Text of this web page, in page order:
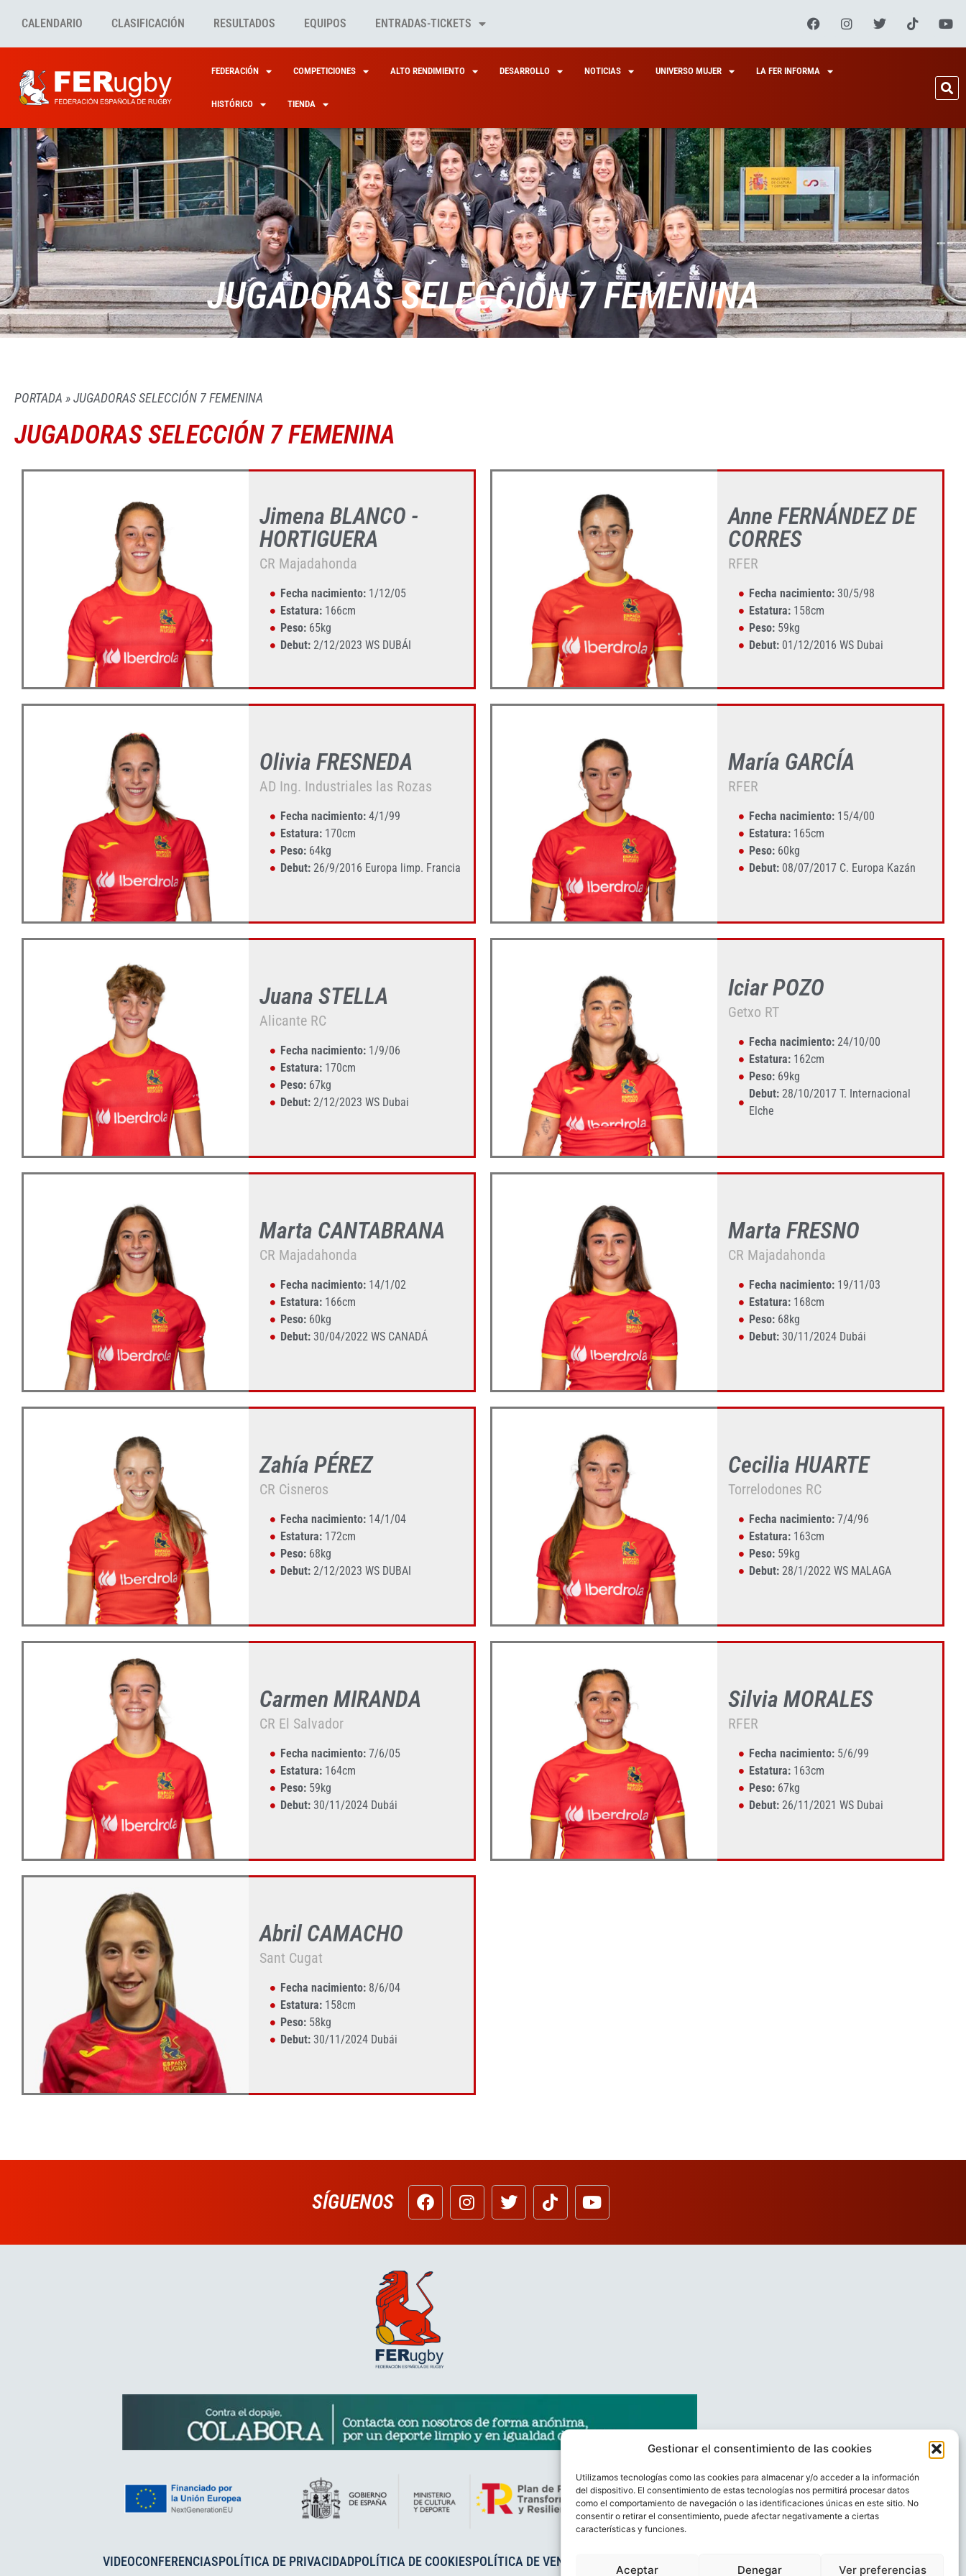
Gestionar el consentimiento de las cookies
Utilizamos tecnologías como las cookies para almacenar y/o acceder a la información
del dispositivo. El consentimiento de estas tecnologías nos permitirá procesar datos
como el comportamiento de navegación o las identificaciones únicas en este sitio. No
consentir o retirar el consentimiento, puede afectar negativamente a ciertas
características y funciones.
Aceptar Denegar Ver preferencias
CALENDARIO CLASIFICACIÓN RESULTADOS EQUIPOS ENTRADAS-TICKETS
FEDERACIÓN COMPETICIONES ALTO RENDIMIENTO DESARROLLO NOTICIAS UNIVERSO MUJER LA FER INFORMA
HISTÓRICO TIENDA
JUGADORAS SELECCIÓN 7 FEMENINA
PORTADA »JUGADORAS SELECCIÓN 7 FEMENINA
JUGADORAS SELECCIÓN 7 FEMENINA
Jimena BLANCO -
HORTIGUERA
CR Majadahonda
Fecha nacimiento:1/12/05
Estatura:166cm
Peso:65kg
Debut:2/12/2023 WS DUBÁI
Anne FERNÁNDEZ DE
CORRES
RFER
Fecha nacimiento:30/5/98
Estatura:158cm
Peso:59kg
Debut:01/12/2016 WS Dubai
Olivia FRESNEDA
AD Ing. Industriales las Rozas
Fecha nacimiento:4/1/99
Estatura:170cm
Peso:64kg
Debut:26/9/2016 Europa limp. Francia
María GARCÍA
RFER
Fecha nacimiento:15/4/00
Estatura:165cm
Peso:60kg
Debut:08/07/2017 C. Europa Kazán
Juana STELLA
Alicante RC
Fecha nacimiento:1/9/06
Estatura:170cm
Peso:67kg
Debut: 2/12/2023 WS Dubai
Iciar POZO
Getxo RT
Fecha nacimiento:24/10/00
Estatura:162cm
Peso:69kg
Debut:28/10/2017 T. Internacional
Elche
Marta CANTABRANA
CR Majadahonda
Fecha nacimiento:14/1/02
Estatura:166cm
Peso:60kg
Debut: 30/04/2022 WS CANADÁ
Marta FRESNO
CR Majadahonda
Fecha nacimiento:19/11/03
Estatura:168cm
Peso:68kg
Debut:30/11/2024 Dubái
Zahía PÉREZ
CR Cisneros
Fecha nacimiento:14/1/04
Estatura:172cm
Peso:68kg
Debut: 2/12/2023 WS DUBAI
Cecilia HUARTE
Torrelodones RC
Fecha nacimiento:7/4/96
Estatura:163cm
Peso:59kg
Debut:28/1/2022 WS MALAGA
Carmen MIRANDA
CR El Salvador
Fecha nacimiento:7/6/05
Estatura:164cm
Peso:59kg
Debut: 30/11/2024 Dubái
Silvia MORALES
RFER
Fecha nacimiento:5/6/99
Estatura:163cm
Peso:67kg
Debut:26/11/2021 WS Dubai
Abril CAMACHO
Sant Cugat
Fecha nacimiento:8/6/04
Estatura:158cm
Peso:58kg
Debut: 30/11/2024 Dubái
SÍGUENOS
VIDEOCONFERENCIASPOLÍTICA DE PRIVACIDADPOLÍTICA DE COOKIESPOLÍTICA DE VENTAS